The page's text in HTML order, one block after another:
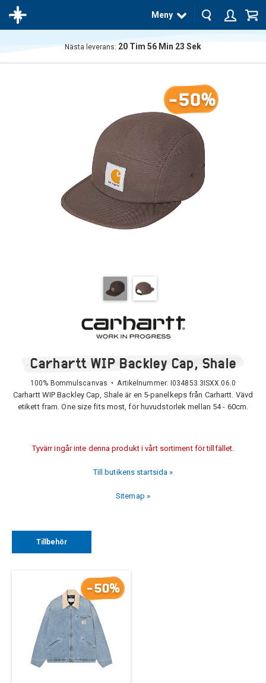
Meny
Nästa leverans: 20 Tim 56 Min 22 Sek
-50%
Carhartt WIP Backley Cap, Shale
100% Bommulscanvas • Artikelnummer: I034853.3ISXX.06.0
Carhartt WIP Backley Cap, Shale är en 5-panelkeps från Carhartt. Vävd
etikett fram. One size fits most, för huvudstorlek mellan 54 - 60cm.
Tyvärr ingår inte denna produkt i vårt sortiment för tillfället.
Till butikens startsida »
Sitemap »
Tillbehör
-50%